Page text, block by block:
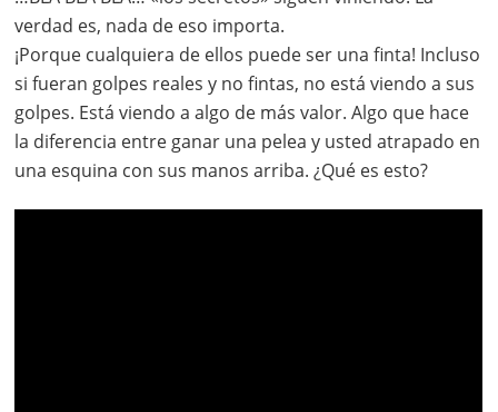
verdad es, nada de eso importa.
¡Porque cualquiera de ellos puede ser una finta! Incluso
si fueran golpes reales y no fintas, no está viendo a sus
golpes. Está viendo a algo de más valor. Algo que hace
la diferencia entre ganar una pelea y usted atrapado en
una esquina con sus manos arriba. ¿Qué es esto?